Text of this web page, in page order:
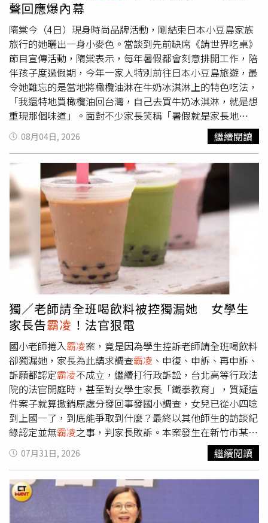
手槍，在住家先後槍殺73歲祖父及74歲祖母。祖父被發現
倒臥一樓廚房，背部中彈，子彈貫穿身體；祖母則陳屍二樓
臥室床上，初步研判是在睡夢中遭到槍擊，詳細死因及中彈
位置仍待法醫完成鑑定。泰國德布西林暖武里學校爆重大槍
擊悲劇，警方持續釐清疑似 霸凌是否為整起案件導火線。警
方抵達現場時還發現，住家大門竟由外側反鎖，只能破壞門
鎖後才能進入屋內。警方研判，嫌犯犯案後刻意將房屋從外
面鎖住，目的是延後祖父母遇害被發現的時間，爭取自己前
往學校犯案的空檔。由於住家附近相當安靜，鄰居當時並未
聽見槍聲，因此直到警方前往勘查前，沒有人知道屋內已發
生命案。完成家中犯案後，男學生隨即攜帶同一把手槍前往
德布西林暖武里學校。警方表示，嫌犯身上除槍枝外，還攜
帶34發未擊發子彈及2個備用彈匣，顯示犯案前已做好相當
程度準備。警方初步調查認為，嫌犯原本鎖定長期
霸凌自己
的同學報復，但相關學生在教師協助下及時疏散、躲避，因
此未能找到原定目標，之後轉而朝現場教師及其他人開槍，
造成多名師生死傷，最後再朝自己開槍，送醫後宣告不治。
警方擴大追查校園槍擊案，從家庭背景、校園生活到電腦資
料全面比對，希望還原真相。針對外界關注的犯案原因，警
方表示，目前掌握的證詞顯示，嫌犯疑似長期遭部分同學戲
弄、嘲笑及肢體霸凌，導致內心逐漸累積怨恨。不過警方強
調，
霸凌仍屬現階段主要調查方向之一，尚未正式定案，仍
將持續訪談學生、教師及相關證人，確認校園內是否確實存
在長期霸凌或其他壓力來源。警方在搜索住處時，也於嫌犯
房間內的桌上型電腦發現重要證據。調查人員指出，電腦中
保存並曾開啟5段國外重大校園槍擊事件影片，瀏覽紀錄顯
示自7月30日起便開始觀看，距離案發約一週，警方已將相
關檔案列為重要數位證物，目前正持續分析影片內容、瀏覽
紀錄及其他電子設備資料，以確認是否曾研究相關案件、規
畫犯案方式，或留下其他重要線索。震驚泰國的校園槍擊案
持續延燒，警方最新調查結果讓整起悲劇再添疑點。至於槍
枝來源，叔叔透露，祖父平時對槍械管理相當嚴格，不僅從
未讓孫子接觸，就連自己與哥哥年輕時也沒有碰過槍。槍枝
平時鎖放在私人衣櫃內，並另外保管鑰匙，因此家人至今仍
不知道男學生究竟如何找到衣櫃鑰匙並取得槍枝。目前警方
正同步針對多項重點持續偵辦，包括確認校園
聲回應爆內幕
隋棠今（4日）現身時尚品牌活動，剛結束日本小豆島家族
旅行的她曬出一身小麥色。當談到先前缺席《請世界吃桌》
節目宣傳活動，隋棠表示，每年暑假都會刻意排開工作，陪
伴孩子度過假期，今年一家人特別前往日本小豆島旅遊，最
令她難忘的是當地將橄欖油淋在牛奶冰淇淋上的特色吃法，
「我還特地買橄欖油回台灣，自己去買牛奶冰淇淋，就是想
重現那個味道」。面對不少家長笑稱「暑假就是家長地
獄」，隋棠則完全抱持不同看法。她溫柔表示：「我非常喜
歡陪小孩，小孩子真的長得非常快，這樣的時間其實不
多。」認為能陪伴孩子成長，是十分珍貴的時光。日前隋棠
因在實境節目《請世界吃桌》中提議與千千互換職位，被部
分網友質疑語氣強勢，甚至遭貼上「職場
」、「情緒勒
索」等標籤。面對風波，隋棠表示自己並沒有因此感到委
屈，反而認為能讓更多人關注節目就是一件好事，「只要大
家可以注意到我們的節目，一起把屬於台灣、這麼棒的辦桌
文化讓更多人看到，並因此認識它，我覺得就是很棒的事
情」，樂見節目引發討論。當要問及她在節目的成長時，公
關趕緊出面攔阻，將焦點回歸活動。事實上，當事人千千日
前出席節目活動時，也曾針對外界討論作出回應，表示每位
觀眾觀看節目的角度不同，自然會有不同解讀，「每個人的
觀點都不同，但還是希望大家可以理性討論」。千千表示每
位觀眾觀看節目的角度不同，自然會有不同解讀。（圖／蘇
聖倫攝）
08月04日, 2026 繼續閱讀
獨／老師請全班喝飲料被控獨漏她 女學生
家長告霸凌 ！法官狠電
國小老師捲入霸凌案，竟是因為學生控訴老師請全班喝飲料
卻獨漏她，家長為此請求調查霸凌 、申復、申訴、再申訴、
訴願都認定霸凌不成立，繼續打行政訴訟，台北高等行政法
院的法官開庭時，甚至對女學生家長「鐵拳教育」，質疑這
件案子就算撤銷原處分發回事發國小調查，女兒已從小四唸
到上國一了，到底能爭取到什麼？最終以其他師生的訪談紀
錄認定並無霸凌之事，判家長敗訴。本案發生在新竹市某國
小，遭投訴的男老師帶三年級，在學生升四年級後卸任班
導，他不忘維繫師生感情，2023年6月29日請原本三年級的
學生喝飲料，本案女學生沒喝到，對於男老師請客名單是否
刻意排除她出現爭議。請飲料事件隔天，女學生父母向校方
申請調查校園
事件，主張男老師私下交代同學排擠女
兒，不要讓女兒知道老師請飲料，還在同學面前說女兒會亂
07月31日, 2026 繼續閱讀